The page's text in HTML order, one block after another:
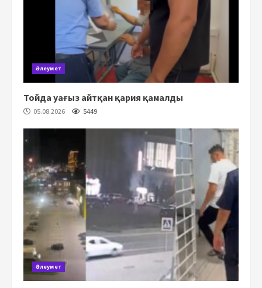
Әлеумет
Тойда уағыз айтқан қария қамалды
05.08.2026 5449
Әлеумет